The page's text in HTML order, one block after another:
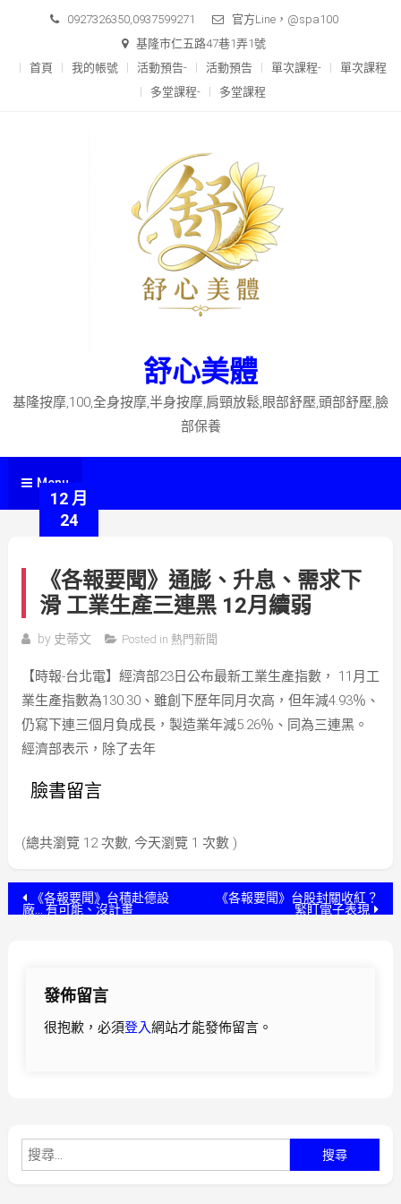
content
0927326350,0937599271
官方Line，@spa100
基隆市仁五路47巷1弄1號
首頁
我的帳號 活動預告- 活動預告 單次課程-
單次課程
多堂課程-
多堂課程
舒心美體
基隆按摩,100,全身按摩,半身按摩,肩頸放鬆,眼部舒壓,頭部舒壓,臉
部保養
Menu
12 月
24
《各報要聞》通膨、升息、需求下
滑 工業生產三連黑 12月續弱
by 史蒂文 Posted in 熱門新聞
【時報-台北電】經濟部23日公布最新工業生產指數， 11月工
業生產指數為130.30、雖創下歷年同月次高，但年減4.93％、
仍寫下連三個月負成長，製造業年減5.26％、同為三連黑。
經濟部表示，除了去年
臉書留言
(總共瀏覽 12 次數, 今天瀏覽 1 次數 )
文 《各報要聞》台積赴德設
廠… 有可能、沒計畫
《各報要聞》台股封關收紅？
緊盯電子表現
發佈留言
很抱歉，必須登入網站才能發佈留言。
尋